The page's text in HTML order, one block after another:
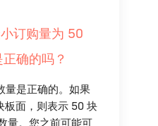
订购量为 50
确的吗？
量是正确的。如果
板面，则表示 50 块
量。您之前可能可